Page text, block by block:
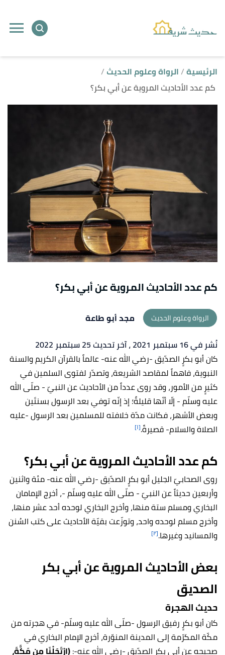
الرئيسية الرواة وعلوم الحديث
كم عدد الأحاديث المروية عن أبي بكر؟
كم عدد الأحاديث المروية عن أبي بكر؟
الرواة وعلوم الحديث
مجد أبو طاعة
نُشر في 16 سبتمبر 2021
، آخر تحديث 25 سبتمبر 2022
كان أبو بكرٍ الصدّيق -رضي الله عنه- عالماً بالقرآن الكريم والسنة
النبوية، فاهماً لمقاصد الشريعة، وتصدّر لفتوى السلمين في
كثيرٍ من الأمور، وقد روى عدداً من الأحاديث عن النبيّ - صلّى الله
عليه وسلّم - إلّا أنّها قليلةٌ؛ إذ إنّه توفي بعد الرسول بسنتَين
وبعض الأشهر، فكانت مدّة خلافته للمسلمين بعد الرسول -عليه
الصلاة والسلام- قصيرةً.[١]
كم عدد الأحاديث المروية عن أبي بكر؟
روى الصحابيّ الجليل أبو بكرٍ الصدّيق -رضي الله عنه- مئة واثنين
وأربعين حديثاً عن النبيّ - صلّى الله عليه وسلّم -، أخرج الإمامان
البخاري ومسلم ستة منها، وأخرج البخاري لوحده أحد عشر منها،
وأخرج مسلم لوحده واحد، وتوزّعت بقيّة الأحاديث على كتب السُنن
والمسانيد وغيرها.[٢]
بعض الأحاديث المروية عن أبي بكر
الصديق
حديث الهجرة
كان أبو بكرٍ رفيق الرسول -صلّى الله عليه وسلّم- في هجرته من
مكّة المكرّمة إلى المدينة المنوّرة، أخرج الإمام البخاري في
صحيحه عن أبي بكرٍ الصدّيق -رضي الله عنه-:(ارْتَحَلْنَا مِن مَكَّةَ،